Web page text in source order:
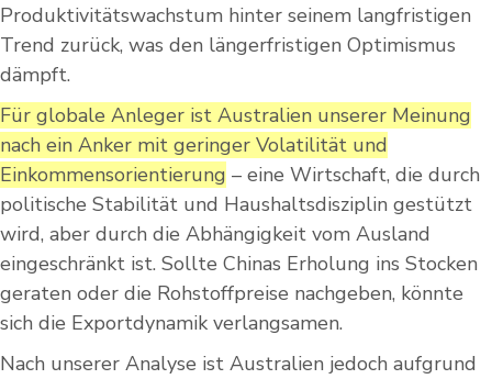
Produktivitätswachstum hinter seinem langfristigen
Trend zurück, was den längerfristigen Optimismus
dämpft.
Für globale Anleger ist Australien unserer Meinung
nach ein Anker mit geringer Volatilität und
Einkommensorientierung – eine Wirtschaft, die durch
politische Stabilität und Haushaltsdisziplin gestützt
wird, aber durch die Abhängigkeit vom Ausland
eingeschränkt ist. Sollte Chinas Erholung ins Stocken
geraten oder die Rohstoffpreise nachgeben, könnte
sich die Exportdynamik verlangsamen.
Nach unserer Analyse ist Australien jedoch aufgrund